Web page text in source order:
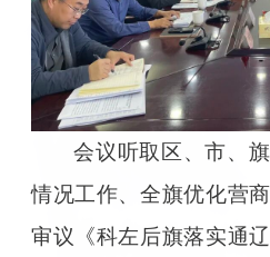
会议听取区、市、
情况工作、全旗优化营
审议《科左后旗落实通